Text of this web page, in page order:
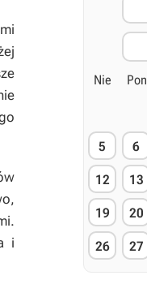
i
Nie Pon
5 6
12 13
19 20
26 27